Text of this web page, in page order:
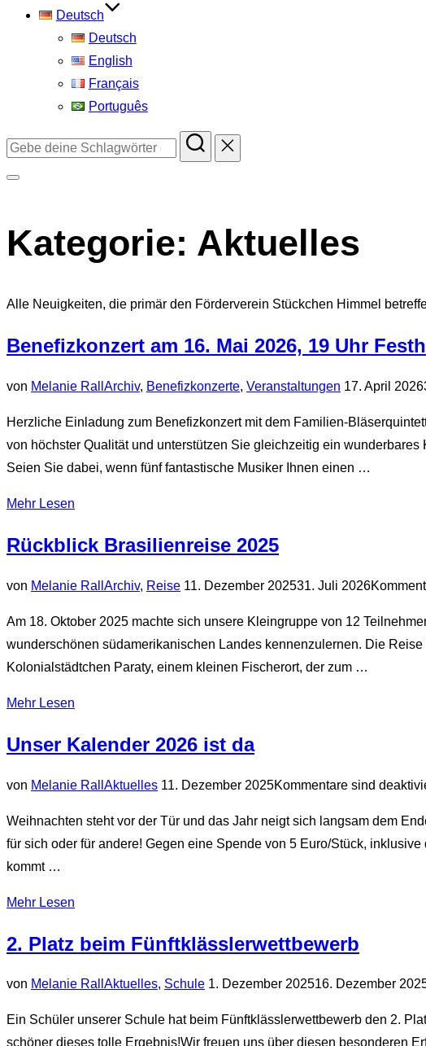
Deutsch
Deutsch
English
Français
Português
Suchen
Navigation
umschalten
Kategorie: Aktuelles
Alle Neuigkeiten, die primär den Förderverein Stückchen Himmel
Benefizkonzert am 16. Mai 2026, 19 Uhr
von Melanie Rall Archiv, Benefizkonzerte, Veranstaltungen Veröffentlicht
17. April 2026
Herzliche Einladung zum Benefizkonzert mit dem Familien-
von höchster Qualität und unterstützen Sie gleichzeitig ein
Seien Sie dabei, wenn fünf fantastische Musiker Ihnen einen …
Mehr über
am
Mai
2026,
19
Uhr
Althengstett“
Lesen
Rückblick Brasilienreise 2025
von Melanie Rall Archiv, ReiseVeröffentlicht
11. Dezember 202531. Juli 2026
Am 18. Oktober 2025 machte sich unsere Kleingruppe von 12
wunderschönen südamerikanischen Landes kennenzulernen. Die
Kolonialstädtchen Paraty, einem kleinen Fischerort, der zum …
Mehr über
Brasilienreise
Lesen
Unser Kalender 2026 ist da
von Melanie Rall AktuellesVeröffentlicht
11. Dezember 2025Kommentare sind
Weihnachten steht vor der Tür und das Jahr neigt sich langsam dem
für sich oder für andere! Gegen eine Spende von 5 Euro/Stück,
kommt …
Mehr über
Kalender
ist
da“
Lesen
2. Platz beim Fünftklässlerwettbewerb
von Melanie Rall Aktuelles, SchuleVeröffentlicht
1. Dezember 202516. Dezember
Ein Schüler unserer Schule hat beim Fünftklässlerwettbewerb den 2.
schöner dieses tolle Ergebnis!Wir freuen uns über diesen besonderen